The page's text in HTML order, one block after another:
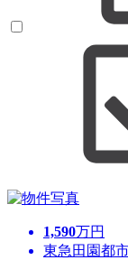
1,590万円
東急田園都